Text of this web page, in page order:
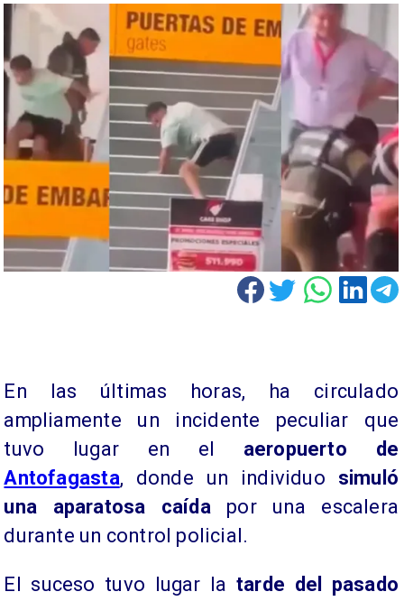
En las últimas horas, ha circulado
ampliamente un incidente peculiar que
tuvo lugar en el aeropuerto de
Antofagasta, donde un individuo simuló
una aparatosa caídapor una escalera
durante un control policial.
El suceso tuvo lugar latarde del pasado